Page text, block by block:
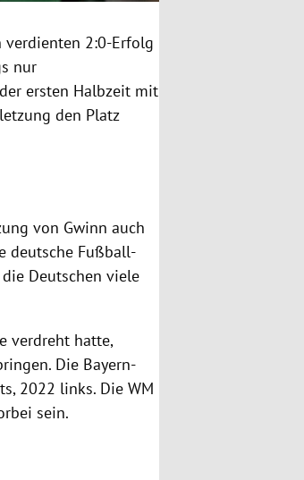
2:0-Erfolg
nur
ersten Halbzeit mit
den Platz
von Gwinn auch
deutsche Fußball-
Deutschen viele
verdreht hatte,
Die Bayern-
2022 links. Die WM
sein.